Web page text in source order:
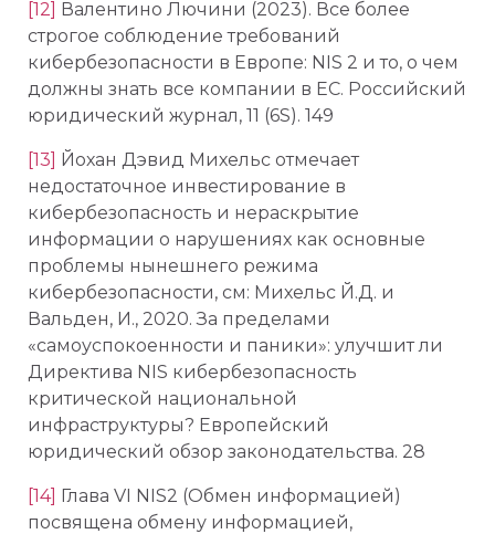
[12] Валентино Лючини (2023). Все более
строгое соблюдение требований
кибербезопасности в Европе: NIS 2 и то, о чем
должны знать все компании в ЕС. Российский
юридический журнал, 11 (6S). 149
[13] Йохан Дэвид Михельс отмечает
недостаточное инвестирование в
кибербезопасность и нераскрытие
информации о нарушениях как основные
проблемы нынешнего режима
кибербезопасности, см: Михельс Й.Д. и
Вальден, И., 2020. За пределами
«самоуспокоенности и паники»: улучшит ли
Директива NIS кибербезопасность
критической национальной
инфраструктуры? Европейский
юридический обзор законодательства. 28
[14] Глава VI NIS2 (Обмен информацией)
посвящена обмену информацией,